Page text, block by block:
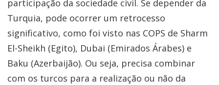
participação da sociedade civil. Se depender da
Turquia, pode ocorrer um retrocesso
significativo, como foi visto nas COPS de Sharm
El-Sheikh (Egito), Dubai (Emirados Árabes) e
Baku (Azerbaijão). Ou seja, precisa combinar
com os turcos para a realização ou não da